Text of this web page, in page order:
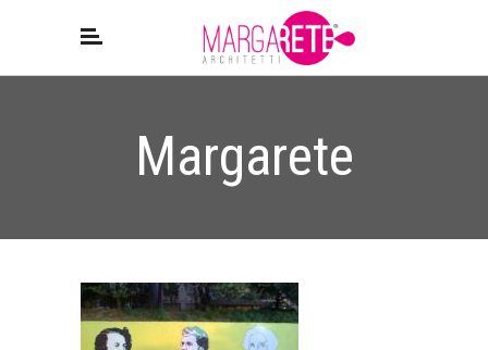
Margarete